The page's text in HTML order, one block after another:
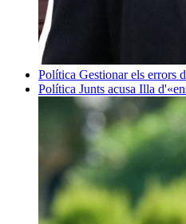
Política Gestionar els errors
Política Junts acusa Illa